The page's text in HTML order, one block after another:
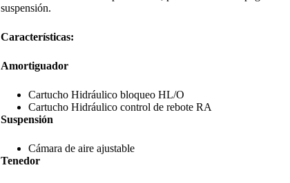
suspensión.
Características:
Amortiguador
Cartucho Hidráulico bloqueo HL/O
Cartucho Hidráulico control de rebote RA
Suspensión
Cámara de aire ajustable
Tenedor